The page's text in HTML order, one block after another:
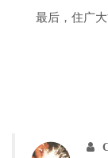
最后，住广